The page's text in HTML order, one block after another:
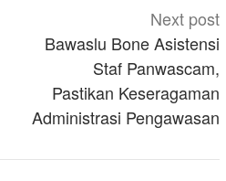
Next post
Bawaslu Bone Asistensi
Staf Panwascam,
Pastikan Keseragaman
Administrasi Pengawasan